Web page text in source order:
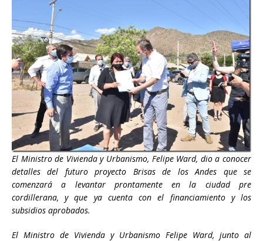
El Ministro de Vivienda y Urbanismo, Felipe Ward, dio a conocer
detalles del futuro proyecto Brisasde los Andes que se
comenzará a levantar prontamente en la ciudad pre
cordillerana, y que ya cuenta con el financiamiento y los
subsidios aprobados.
El Ministro de Vivienda y Urbanismo Felipe Ward, junto al